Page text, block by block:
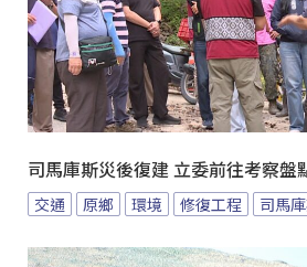
司馬庫斯災後復建 立委前往考察盤
交通 原鄉 環境 修復工程 司馬